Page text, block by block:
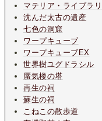
マテリア・ライブラリ
沈んだ太古の遺産
七色の洞窟
ワープキューブ
ワープキューブEX
世界樹ユグドラシル
蜃気楼の塔
再生の祠
蘇生の祠
こねこの散歩道